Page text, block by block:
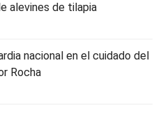
alevines de tilapia
nacional en el cuidado del
Rocha